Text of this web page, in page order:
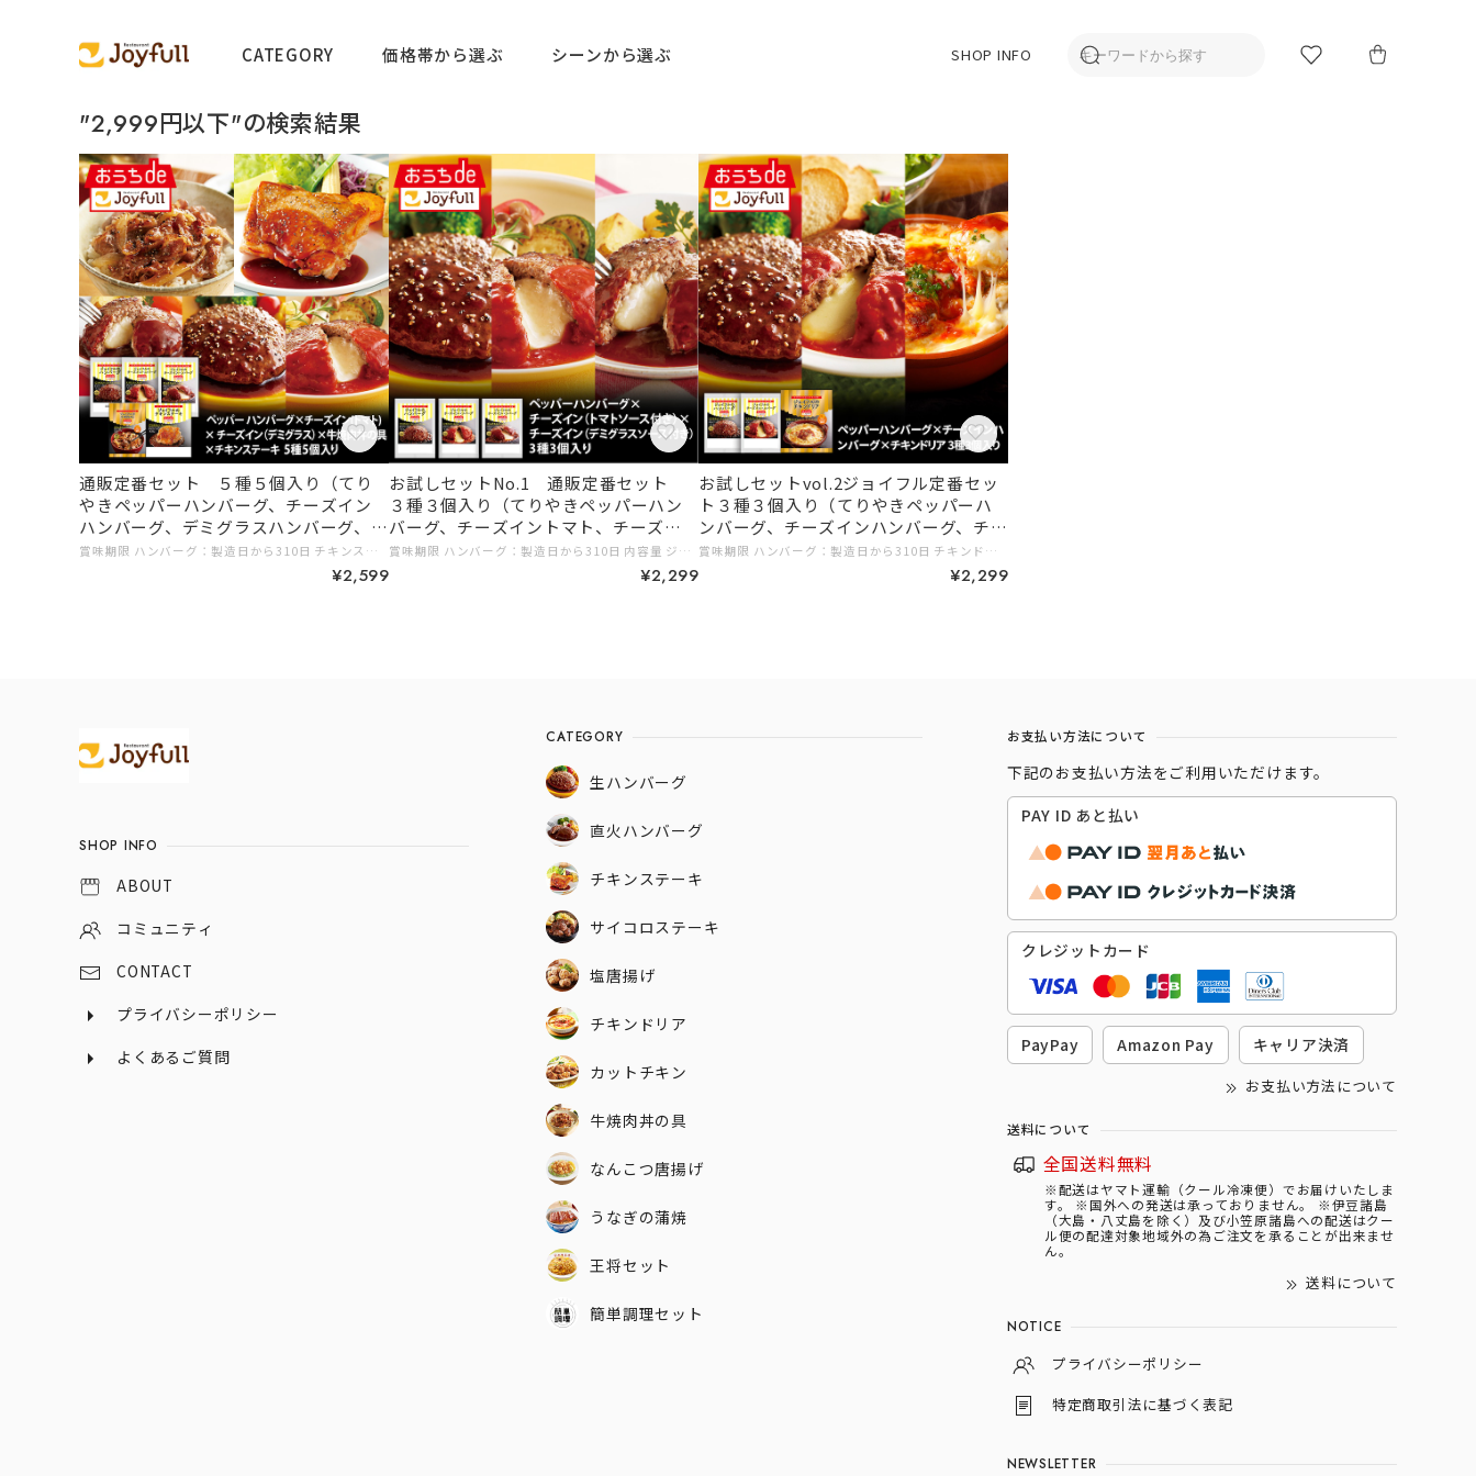
CATEGORY 価格帯から選ぶ シーンから選ぶ SHOP INFO
"2,999円以下"の検索結果
通販定番セット ５種５個入り（てり
やきペッパーハンバーグ、チーズイン
ハンバーグ、デミグラスハンバーグ、う
すぎり牛焼肉、チキンステーキ）
賞味期限 ハンバーグ：製造日から310日 チキンステーキ、牛焼肉丼の具：製造日から365日 内容量 ジョイフルの牛焼肉丼の具（牛焼肉丼の具90g、ペッパー1ｇ）×1個 ジョイフルのチキンステーキ206ｇ （チキンステーキ180gてりやきソース25ｇペッパー1ｇ）×1個 ジョイフルハンバーグてりやきソースペッパー付き146g（ハンバーグ120gてりやきソース25ｇペッパー1ｇ）×1個 ジョイフルチーズインハンバーグトマトソース付き155g（ハンバーグ120gトマトソース35ｇ）×1個 ジョイフルチーズインハンバーグ デミグラスソース付き145ｇ（ハンバーグ120g （うちチーズは10ｇ） デミグラスソース25g）×1個 保存方法 −１８℃以下で保存 # 2,999円以下 # 初めての方に
¥2,599
お試しセットNo.1 通販定番セット
３種３個入り（てりやきペッパーハン
バーグ、チーズイントマト、チーズイ
ンデミ）
賞味期限 ハンバーグ：製造日から310日 内容量 ジョイフルハンバーグてりやきソースペッパー付き146g（ハンバーグ120gてりやきソース25ｇペッパー1ｇ）×1個 ジョイフルチーズインハンバーグトマトソース付き155g（ハンバーグ120gトマトソース35ｇ）×1個 ジョイフルチーズインハンバーグ デミグラスソース付き145ｇ（ハンバーグ120g （うちチーズは10ｇ） デミグラスソース25g）×1個 保存方法 −１８℃以下で保存 # 2,999円以下 # 初めての方に
¥2,299
お試しセットvol.2ジョイフル定番セッ
ト３種３個入り（てりやきペッパーハ
ンバーグ、チーズインハンバーグ、チキ
ンドリア）
賞味期限 ハンバーグ：製造日から310日 チキンドリア：製造日から365日 内容量 ジョイフルハンバーグてりやきソースペッパー付き146g（ハンバーグ120gてりやきソース25ｇペッパー1ｇ）×1個 ジョイフルチーズインハンバーグトマトソース付き155g（ハンバーグ120gトマトソース35ｇ）×1個 チキンドリア210g×1個 保存方法 −１８℃以下で保存 # 2,999円以下 # 初めての方に
¥2,299
Information
SHOP INFO
ABOUT
コミュニティ
CONTACT
プライバシーポリシー
よくあるご質問
CATEGORY
生ハンバーグ
直火ハンバーグ
チキンステーキ
サイコロステーキ
塩唐揚げ
チキンドリア
カットチキン
牛焼肉丼の具
なんこつ唐揚げ
うなぎの蒲焼
王将セット
簡単調理セット
お支払い方法について
下記のお支払い方法をご利用いただけます。
PAY ID あと払い
クレジットカード
PayPay Amazon Pay キャリア決済
お支払い方法について
送料について
全国送料無料
※配送はヤマト運輸（クール冷凍便）でお届けいたしま
す。 ※国外への発送は承っておりません。 ※伊豆諸島
（大島・八丈島を除く）及び小笠原諸島への配送はクー
ル便の配達対象地域外の為ご注文を承ることが出来ませ
ん。
送料について
NOTICE
プライバシーポリシー
特定商取引法に基づく表記
NEWSLETTER